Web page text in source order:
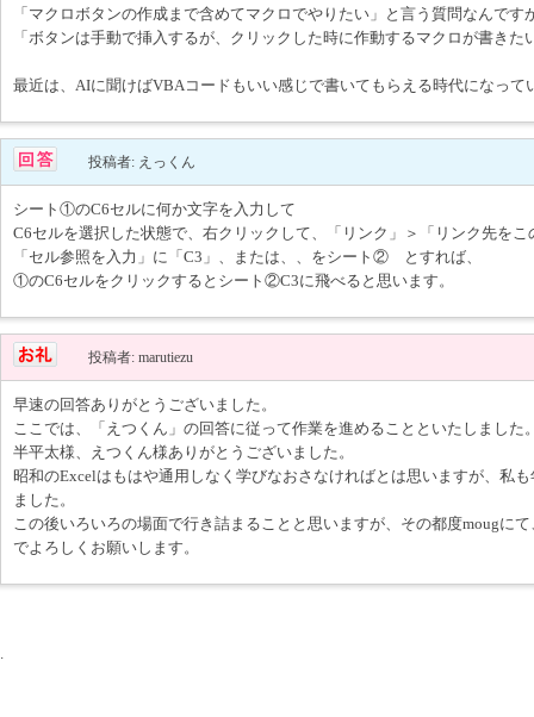
「マクロボタンの作成まで含めてマクロでやりたい」と言う質問なんで
「ボタンは手動で挿入するが、クリックした時に作動するマクロが書きた
最近は、AIに聞けばVBAコードもいい感じで書いてもらえる時代になって
投稿者: えっくん
シート①のC6セルに何か文字を入力して
C6セルを選択した状態で、右クリックして、「リンク」＞「リンク先を
「セル参照を入力」に「C3」、または、、をシート② とすれば、
①のC6セルをクリックするとシート②C3に飛べると思います。
投稿者: marutiezu
早速の回答ありがとうございました。
ここでは、「えつくん」の回答に従って作業を進めることといたしました
半平太様、えつくん様ありがとうございました。
昭和のExcelはもはや通用しなく学びなおさなければとは思いますが、私
ました。
この後いろいろの場面で行き詰まることと思いますが、その都度mougに
でよろしくお願いします。